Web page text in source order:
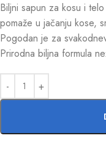
Biljni sapun za kosu i
pomaže u jačanju kose,
Pogodan je za
Prirodna biljna formula